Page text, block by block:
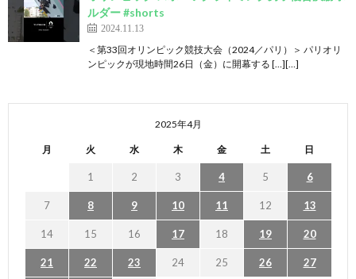
ルダー #shorts
2024.11.13
＜第33回オリンピック競技大会（2024／パリ）＞ パリオリ
ンピックが現地時間26日（金）に開幕する […][…]
2025年4月
月 火 水 木 金 土 日
1 2 3 4 5 6
7 8 9 10 11 12 13
14 15 16 17 18 19 20
21 22 23 24 25 26 27